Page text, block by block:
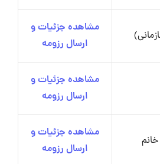
مشاهده جزئیات و
ارسال رزومه
مشاهده جزئیات و
ارسال رزومه
مشاهده جزئیات و
ارسال رزومه